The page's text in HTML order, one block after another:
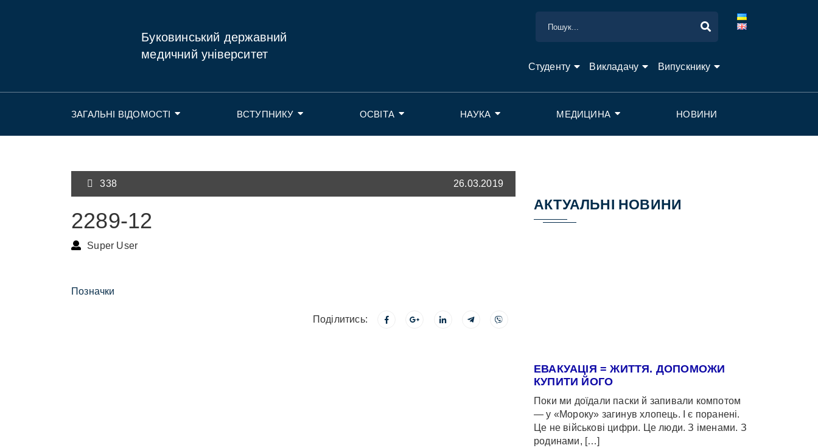
Буковинський державний
медичний університет
Студенту Викладачу Випускнику
ЗАГАЛЬНІ ВІДОМОСТІ ВСТУПНИКУ ОСВІТА НАУКА МЕДИЦИНА НОВИНИ
338 26.03.2019
2289-12
Super User
Позначки
Поділитись:
АКТУАЛЬНІ НОВИНИ
ЕВАКУАЦІЯ = ЖИТТЯ. ДОПОМОЖИ
КУПИТИ ЙОГО
Поки ми доїдали паски й запивали компотом
— у «Мороку» загинув хлопець. І є поранені.
Це не військові цифри. Це люди. З іменами. З
родинами, […]